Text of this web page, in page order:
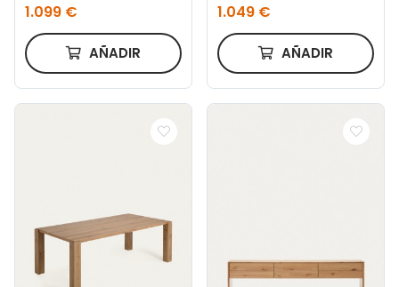
natural 200 x 74 cm
1.099 €
AÑADIR
natural 100 x 163,5 cm
1.049 €
AÑADIR